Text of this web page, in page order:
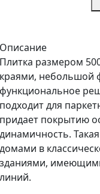
Описание
Плитка размером
краями, небольшой
функциональное
подходит для
придает покрытию
динамичность.
домами в
зданиями,
линий.